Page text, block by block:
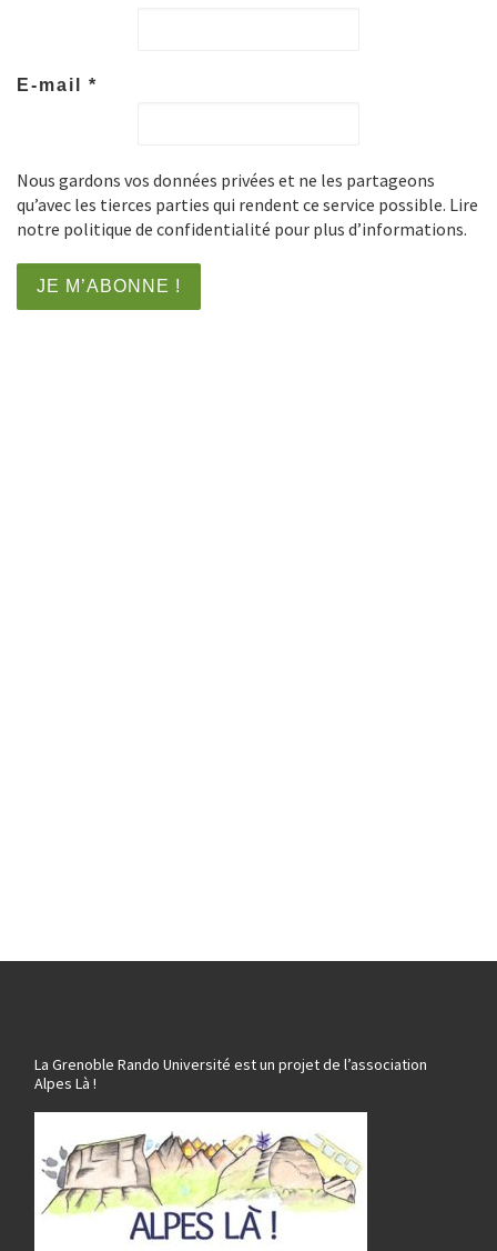
E-mail *
Nous gardons vos données privées et ne les partageons
qu’avec les tierces parties qui rendent ce service possible. Lire
notre politique de confidentialité pour plus d’informations.
La Grenoble Rando Université est un projet de l’association
Alpes Là !